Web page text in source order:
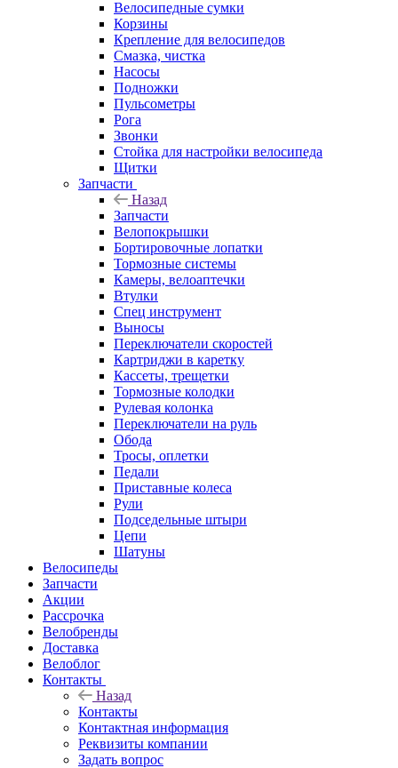
Велосипедные сумки
Корзины
Крепление для велосипедов
Смазка, чистка
Насосы
Подножки
Пульсометры
Рога
Звонки
Стойка для настройки велосипеда
Щитки
Запчасти
Назад
Запчасти
Велопокрышки
Бортировочные лопатки
Тормозные системы
Камеры, велоаптечки
Втулки
Спец инструмент
Выносы
Переключатели скоростей
Картриджи в каретку
Кассеты, трещетки
Тормозные колодки
Рулевая колонка
Переключатели на руль
Обода
Тросы, оплетки
Педали
Приставные колеса
Рули
Подседельные штыри
Цепи
Шатуны
Велосипеды
Запчасти
Акции
Рассрочка
Велобренды
Доставка
Велоблог
Контакты
Назад
Контакты
Контактная информация
Реквизиты компании
Задать вопрос